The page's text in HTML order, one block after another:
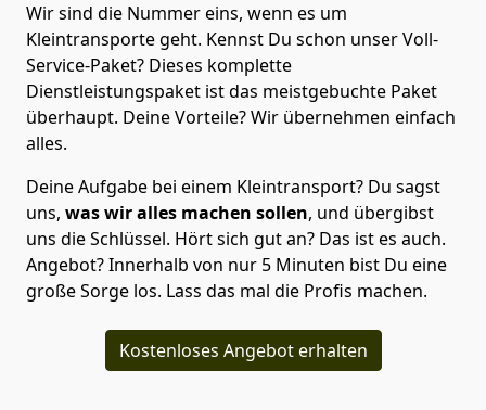
Wir sind die Nummer eins, wenn es um
Kleintransporte geht. Kennst Du schon unser Voll-
Service-Paket? Dieses komplette
Dienstleistungspaket ist das meistgebuchte Paket
überhaupt. Deine Vorteile? Wir übernehmen einfach
alles.
Deine Aufgabe bei einem Kleintransport? Du sagst
uns, was wir alles machen sollen, und übergibst
uns die Schlüssel. Hört sich gut an? Das ist es auch.
Angebot? Innerhalb von nur 5 Minuten bist Du eine
große Sorge los. Lass das mal die Profis machen.
Kostenloses Angebot erhalten